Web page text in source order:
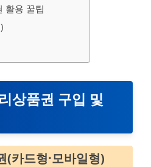
활용 꿀팁
상품권 구입 및
(카드형·모바일형)